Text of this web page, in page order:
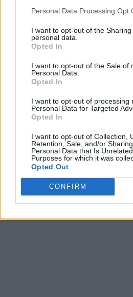
generamos contenido relevante
recopilación y uso de datos en
Privacidad.
terceros por nuestra parte, utilice
exclusión y confirme su selección.
después de que se procese su
posible que continúe viendo
basados en la información
en información personal divulgada
Puede optar por no participar en la
su información personal por parte
participantes intermedios de la IAB.
Personal Data Processing Opt
I want to opt-out of the
personal data.
Opted In
I want to opt-out of the Sale of
Personal Data.
Opted In
I want to opt-out of processing
Personal Data for Targeted
Opted In
I want to opt-out of Collection,
Retention, Sale, and/or
Personal Data that Is
Purposes for which it was
Opted Out
CONFIRM